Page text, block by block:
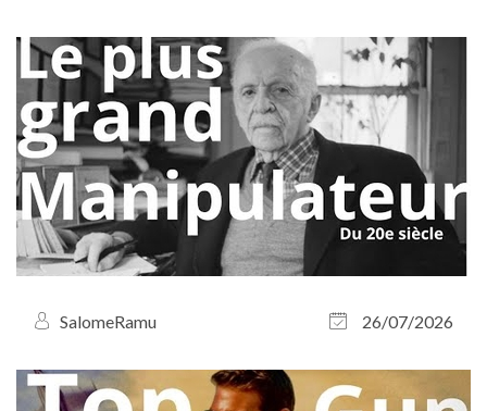
SalomeRamu 26/07/2026